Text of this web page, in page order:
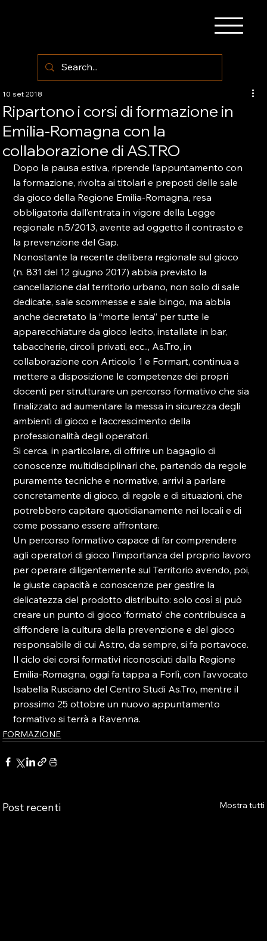
Ripartono i corsi di formazione in
Emilia-Romagna con la
collaborazione di AS.TRO
10 set 2018
Dopo la pausa estiva, riprende l’appuntamento con
la formazione, rivolta ai titolari e preposti delle sale
da gioco della Regione Emilia-Romagna, resa
obbligatoria dall’entrata in vigore della Legge
regionale n.5/2013, avente ad oggetto il contrasto e
la prevenzione del Gap.
Nonostante la recente delibera regionale sul gioco
(n. 831 del 12 giugno 2017) abbia previsto la
cancellazione dal territorio urbano, non solo di sale
dedicate, sale scommesse e sale bingo, ma abbia
anche decretato la “morte lenta” per tutte le
apparecchiature da gioco lecito, installate in bar,
tabaccherie, circoli privati, ecc.., As.Tro, in
collaborazione con Articolo 1 e Formart, continua a
mettere a disposizione le competenze dei propri
docenti per strutturare un percorso formativo che sia
finalizzato ad aumentare la messa in sicurezza degli
ambienti di gioco e l’accrescimento della
professionalità degli operatori.
Si cerca, in particolare, di offrire un bagaglio di
conoscenze multidisciplinari che, partendo da regole
puramente tecniche e normative, arrivi a parlare
concretamente di gioco, di regole e di situazioni, che
potrebbero capitare quotidianamente nei locali e di
come possano essere affrontare.
Un percorso formativo capace di far comprendere
agli operatori di gioco l’importanza del proprio lavoro
per operare diligentemente sul Territorio avendo, poi,
le giuste capacità e conoscenze per gestire la
delicatezza del prodotto distribuito: solo così si può
creare un punto di gioco ‘formato’ che contribuisca a
diffondere la cultura della prevenzione e del gioco
responsabile di cui As.tro, da sempre, si fa portavoce.
Il ciclo dei corsi formativi riconosciuti dalla Regione
Emilia-Romagna, oggi fa tappa a Forlì, con l’avvocato
Isabella Rusciano del Centro Studi As.Tro, mentre il
prossimo 25 ottobre un nuovo appuntamento
formativo si terrà a Ravenna.
FORMAZIONE
Post recenti Mostra tutti